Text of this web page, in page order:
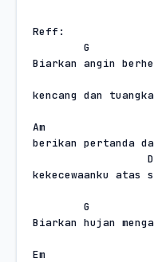
Reff:
G
Biarkan angin
kencang dan
Am
berikan pertanda
D
kekecewaanku atas
G
Biarkan hujan
Em